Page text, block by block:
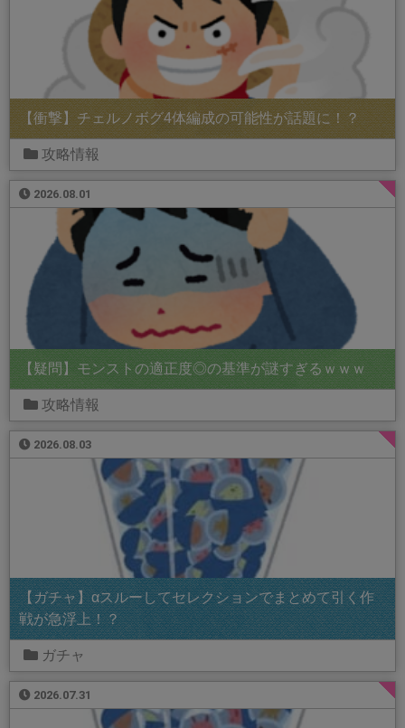
【衝撃】チェルノボグ4体編成の可能性が話題に！？
攻略情報
2026.08.01
【疑問】モンストの適正度◎の基準が謎すぎるｗｗｗ
攻略情報
2026.08.03
【ガチャ】αスルーしてセレクションでまとめて引く作
戦が急浮上！？
ガチャ
2026.07.31